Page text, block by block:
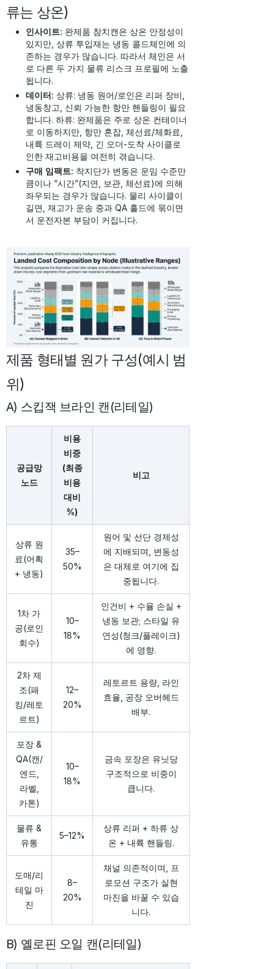
류는 상온)
인사이트: 완제품 참치캔은 상온 안정성이
있지만, 상류 투입재는 냉동 콜드체인에 의
존하는 경우가 많습니다. 따라서 체인은 서
로 다른 두 가지 물류 리스크 프로필에 노출
됩니다.
데이터: 상류: 냉동 원어/로인은 리퍼 장비,
냉동창고, 신뢰 가능한 항만 핸들링이 필요
합니다. 하류: 완제품은 주로 상온 컨테이너
로 이동하지만, 항만 혼잡, 체선료/체화료,
내륙 드레이 제약, 긴 오더-도착 사이클로
인한 재고비용을 여전히 겪습니다.
구매 임팩트: 착지단가 변동은 운임 수준만
큼이나 “시간”(지연, 보관, 체선료)에 의해
좌우되는 경우가 많습니다. 물리 사이클이
길면, 재고가 운송 중과 QA 홀드에 묶이면
서 운전자본 부담이 커집니다.
제품 형태별 원가 구성(예시 범
위)
A) 스킵잭 브라인 캔(리테일)
공급망
노드
비용
비중
(최종
비용
대비
%)
비고
상류 원
료(어획
+ 냉동)
35–
50%
원어 및 선단 경제성
에 지배되며, 변동성
은 대체로 여기에 집
중됩니다.
1차 가
공(로인
회수)
10–
18%
인건비 + 수율 손실 +
냉동 보관; 스타일 유
연성(청크/플레이크)
에 영향.
2차 제
조(패
킹/레토
르트)
12–
20%
레토르트 용량, 라인
효율, 공장 오버헤드
배부.
포장 &
QA(캔/
엔드,
라벨,
카톤)
10–
18%
금속 포장은 유닛당
구조적으로 비중이
큽니다.
물류 &
유통
5–12%
상류 리퍼 + 하류 상
온 + 내륙 핸들링.
도매/리
테일 마
진
8–
20%
채널 의존적이며, 프
로모션 구조가 실현
마진을 바꿀 수 있습
니다.
B) 옐로핀 오일 캔(리테일)